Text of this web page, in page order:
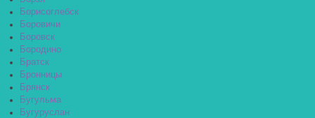
Борисоглебск
Боровичи
Боровск
Бородино
Братск
Бронницы
Брянск
Бугульма
Бугуруслан